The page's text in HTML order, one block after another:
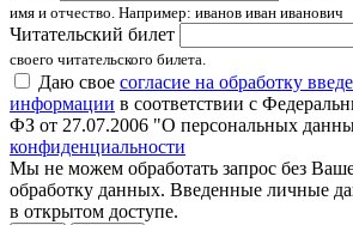
имя и отчество. Например: иванов иван иванович
Читательский билет
своего читательского билета.
Даю свое согласие на обработку
информации в соответствии с
ФЗ от 27.07.2006 "О персональных
конфиденциальности
Мы не можем обработать запрос без
обработку данных. Введенные личные
в открытом доступе.